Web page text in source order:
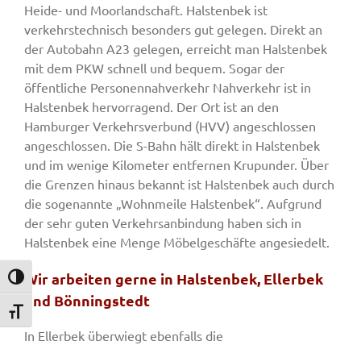
Umschalten auf hohe Kontraste
Schrift vergrößern
Heide- und Moorlandschaft. Halstenbek ist
verkehrstechnisch besonders gut gelegen. Direkt an
der Autobahn A23 gelegen, erreicht man Halstenbek
mit dem PKW schnell und bequem. Sogar der
öffentliche Personennahverkehr Nahverkehr ist in
Halstenbek hervorragend. Der Ort ist an den
Hamburger Verkehrsverbund (HVV) angeschlossen
angeschlossen. Die S-Bahn hält direkt in Halstenbek
und im wenige Kilometer entfernen Krupunder. Über
die Grenzen hinaus bekannt ist Halstenbek auch durch
die sogenannte „Wohnmeile Halstenbek“. Aufgrund
der sehr guten Verkehrsanbindung haben sich in
Halstenbek eine Menge Möbelgeschäfte angesiedelt.
Wir arbeiten gerne in Halstenbek, Ellerbek
und Bönningstedt
In Ellerbek überwiegt ebenfalls die